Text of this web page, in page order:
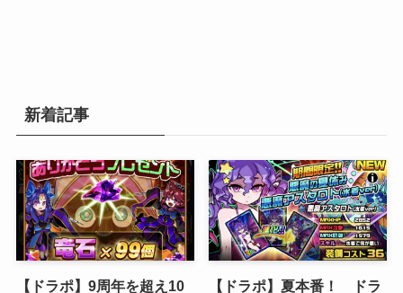
新着記事
【ドラポ】9周年を超え10
【ドラポ】夏本番！ ドラ